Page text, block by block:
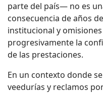
parte del país— no es
consecuencia de años
institucional y
progresivamente la
de las prestaciones.
En un contexto donde
veedurías y reclamos